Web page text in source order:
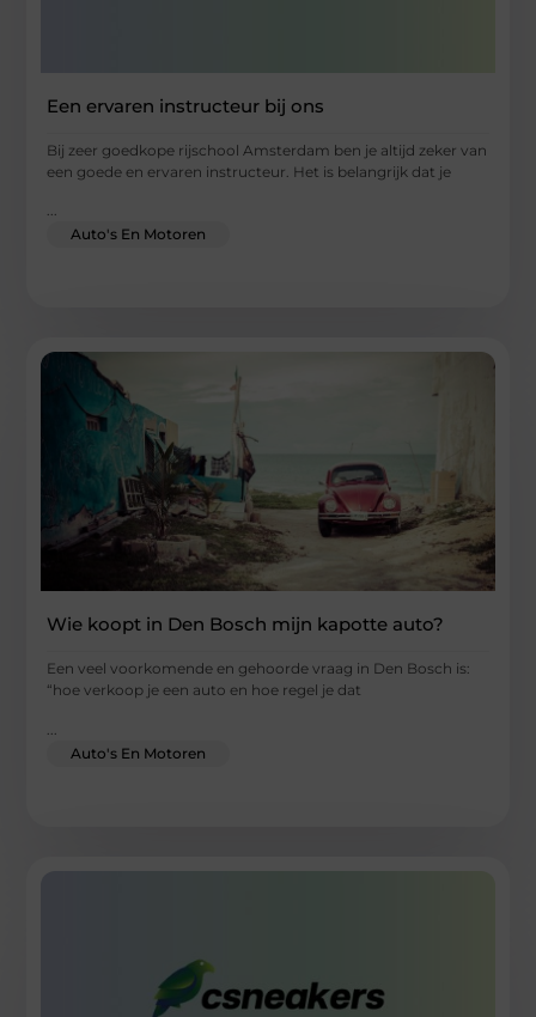
Een ervaren instructeur bij ons
Bij zeer goedkope rijschool Amsterdam ben je altijd zeker van
een goede en ervaren instructeur. Het is belangrijk dat je
...
Auto's En Motoren
Wie koopt in Den Bosch mijn kapotte auto?
Een veel voorkomende en gehoorde vraag in Den Bosch is:
“hoe verkoop je een auto en hoe regel je dat
Auto's En Motoren